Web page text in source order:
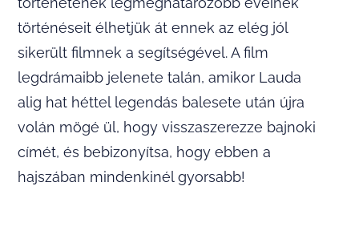
történéseit élhetjük át ennek az elég jól
sikerült filmnek a segítségével. A film
legdrámaibb jelenete talán, amikor Lauda
alig hat héttel legendás balesete után újra
volán mögé ül, hogy visszaszerezze bajnoki
címét, és bebizonyítsa, hogy ebben a
hajszában mindenkinél gyorsabb!